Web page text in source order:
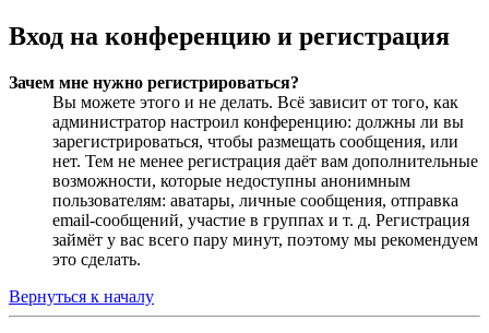
Вход на конференцию и регистрация
Зачем мне нужно регистрироваться?
Вы можете этого и не делать. Всё зависит от того, как
администратор настроил конференцию: должны ли вы
зарегистрироваться, чтобы размещать сообщения, или
нет. Тем не менее регистрация даёт вам дополнительные
возможности, которые недоступны анонимным
пользователям: аватары, личные сообщения, отправка
email-сообщений, участие в группах и т. д. Регистрация
займёт у вас всего пару минут, поэтому мы рекомендуем
это сделать.
Вернуться к началу